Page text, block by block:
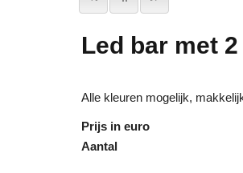
Led bar met
Alle kleuren mogelijk,
Prijs in euro
Aantal